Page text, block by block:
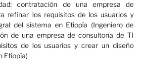
contratación de una empresa de
refinar los requisitos de los usuarios y
del sistema en Etiopía (Ingeniero de
de una empresa de consultoría de TI
de los usuarios y crear un diseño
Etiopía)